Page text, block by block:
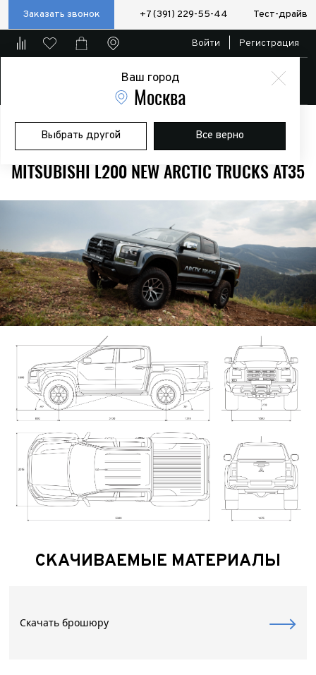
Заказать звонок +7 (391) 229-55-44 Тест-драйв
Ваш город
Москва
Выбрать другой Все верно
Войти Регистрация
Главная Модели Mitsubishi L200 NEW Arctic Trucks
Mitsubishi
L200 NEW Arctic Trucks AT35
MITSUBISHI L200 NEW ARCTIC TRUCKS AT35
СКАЧИВАЕМЫЕ МАТЕРИАЛЫ
Скачать брошюру